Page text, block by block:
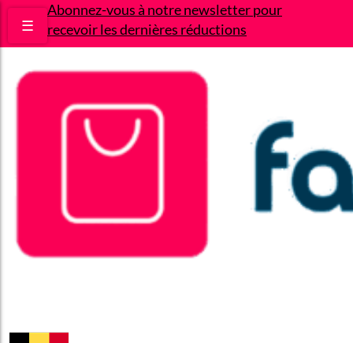
Abonnez-vous à notre newsletter pour
recevoir les dernières réductions
☰